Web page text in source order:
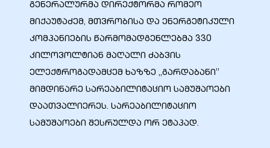
გენერალურმა დირექტორმა რომეო
მიქაუტაძემ, მთვრობისა და ენერგეტიკული
კომპანიების წარმომადგენლებმა 330
კილოვოლტიან მაღალი ძაბვის
ელექტროგადამცემ ხაზზე „გარდაბანი”
მიმდინარე სარეაბილიტაციო სამუშაოები
დაათვალიერეს. სარეაბილიტაციო
სამუშაოები შესრულდა ორ ეტაპად.